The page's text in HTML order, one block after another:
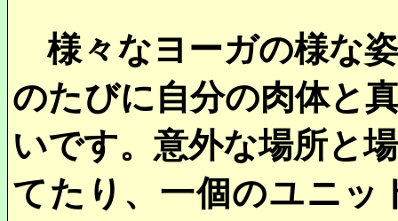
様々なヨーガの様な
のたびに自分の肉体と
いです。意外な場所と
てたり、一個のユニッ